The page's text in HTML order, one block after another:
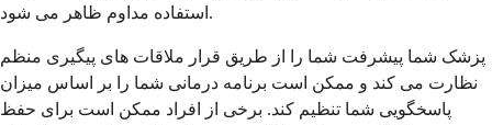
استفاده مداوم ظاهر می شود.
پزشک شما پیشرفت شما را از طریق قرار ملاقات های پیگیری منظم
نظارت می کند و ممکن است برنامه درمانی شما را بر اساس میزان
پاسخگویی شما تنظیم کند. برخی از افراد ممکن است برای حفظ